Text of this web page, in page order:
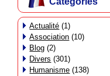
Actualité (1)
Association (10)
Blog (2)
Divers (301)
Humanisme (138)